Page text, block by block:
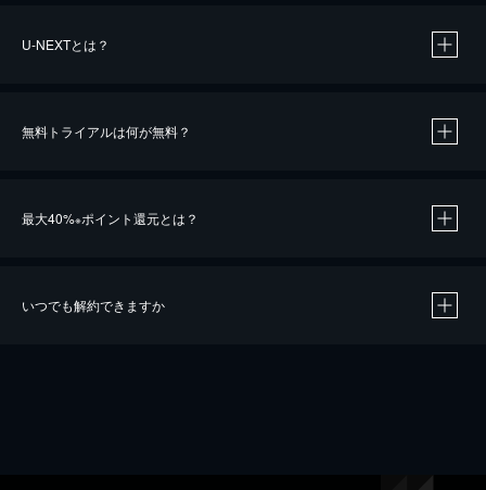
U-NEXTとは？
無料トライアルは何が無料？
最大40%※ポイント還元とは？
いつでも解約できますか